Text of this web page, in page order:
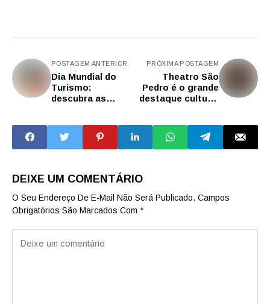
POSTAGEM ANTERIOR
Dia Mundial do
Turismo:
descubra as
PRÓXIMA POSTAGEM
Theatro São
Pedro é o grande
destaque cultural
mais 'cool' do
mundo
DEIXE UM COMENTÁRIO
O Seu Endereço De E-Mail Não Será Publicado. Campos
Obrigatórios São Marcados Com *